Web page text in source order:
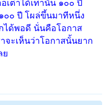
เต่าได้เท่านั้น ๑๐๐ ปี
๐๐ ปี โผล่ขึ้นมาทีหนึ่ง
ได้พอดี นั่นคือโอกาส
จะเห็นว่าโอกาสนั้นยาก
ย